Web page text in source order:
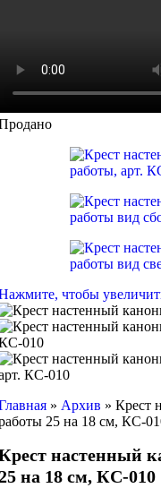
чтобы
» Архив » Крест
25 на 18 см, КС-
настенный
на 18 см, КС-010